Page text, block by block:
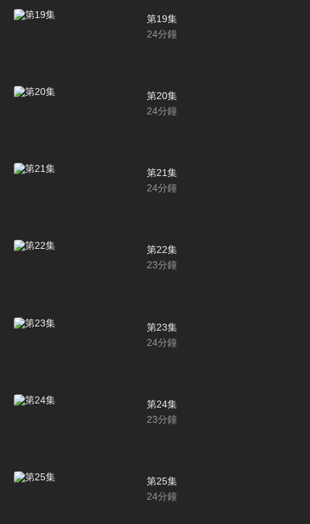
第19集
24分鐘
第20集
24分鐘
第21集
24分鐘
第22集
23分鐘
第23集
24分鐘
第24集
23分鐘
第25集
24分鐘